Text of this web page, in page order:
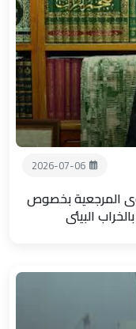
2026-07-06
المرجعية بخصوص
البيئي